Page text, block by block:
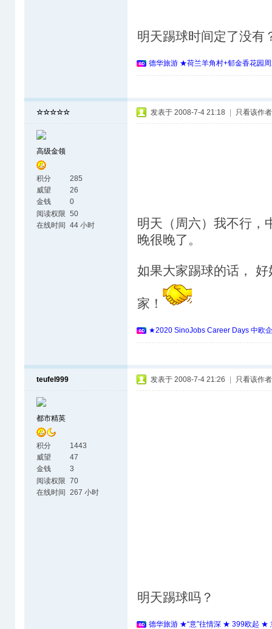
明天踢球时间定了没有
德华旅游 ★荷兰羊角村+郁金香花园
☆☆☆☆☆
高级金领
积分
285
威望
26
金钱
0
阅读权限 50
在线时间 44 小时
发表于 2008-7-4 21:18 只看该作者
明天（周六）我不行，
晚很晚了。
如果大家踢球的话，
家！
★2020 SinoJobs Career Days 中欧
teufel999
都市精英
积分
1443
威望
47
金钱
3
阅读权限 70
在线时间 267 小时
发表于 2008-7-4 21:26 只看该作者
明天踢球吗？
德华旅游 ★“意”往情深 ★ 399欧起 ★